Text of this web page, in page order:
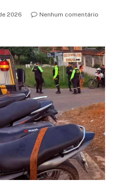
2026
Nenhum comentário